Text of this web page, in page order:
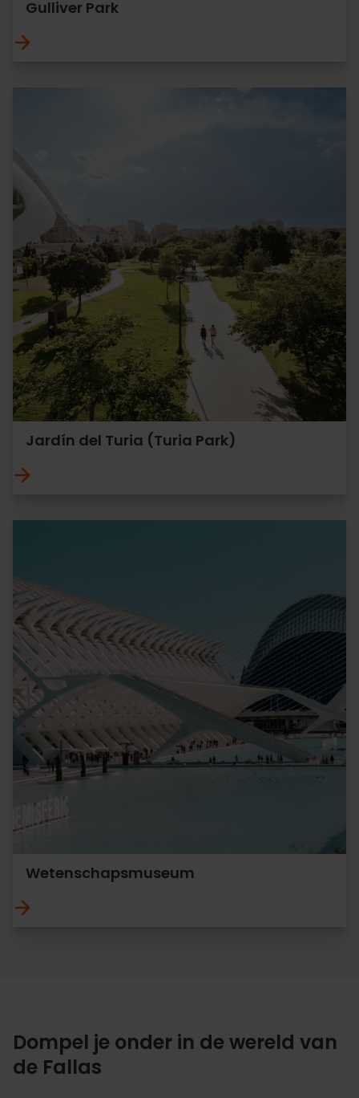
Gulliver Park
Jardín del Turia (Turia Park)
Wetenschapsmuseum
Dompel je onder in de wereld van
de Fallas